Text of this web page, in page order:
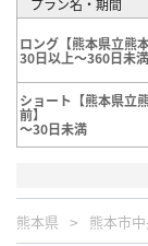
ロング【熊本県立熊
30日以上～360日未満
ショート【熊本県立
前】
～30日未満
熊本県 熊本市